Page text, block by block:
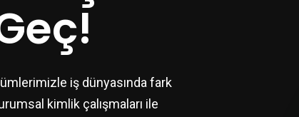
iş dünyasında fark
kimlik çalışmaları ile